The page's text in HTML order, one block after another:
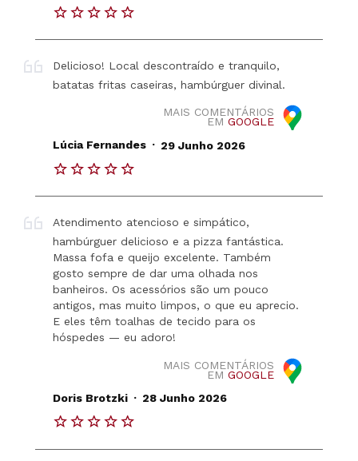
Delicioso! Local descontraído e tranquilo,
batatas fritas caseiras, hambúrguer divinal.
MAIS COMENTÁRIOS
EM GOOGLE
Lúcia Fernandes . 29 Junho 2026
Atendimento atencioso e simpático,
hambúrguer delicioso e a pizza fantástica.
Massa fofa e queijo excelente. Também
gosto sempre de dar uma olhada nos
banheiros. Os acessórios são um pouco
antigos, mas muito limpos, o que eu aprecio.
E eles têm toalhas de tecido para os
hóspedes — eu adoro!
MAIS COMENTÁRIOS
EM GOOGLE
Doris Brotzki . 28 Junho 2026